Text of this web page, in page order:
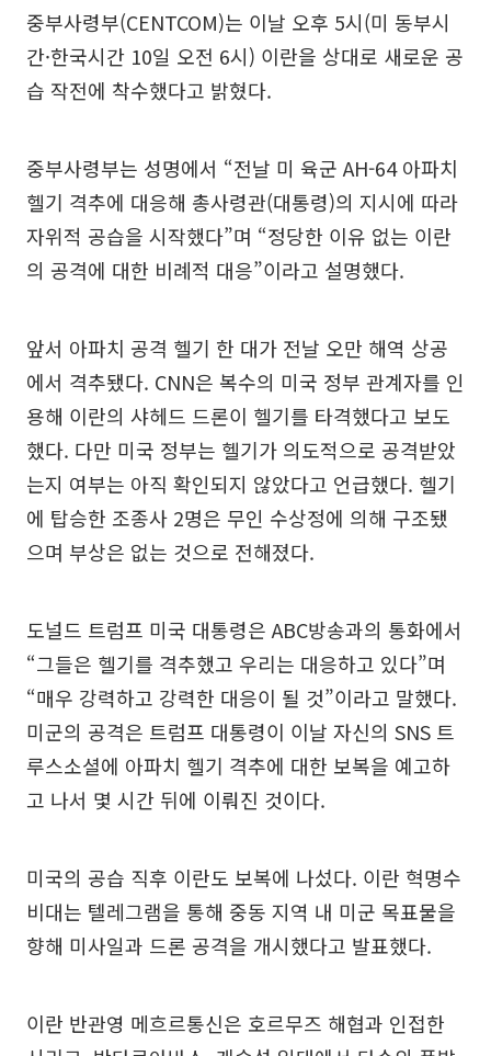
중부사령부(CENTCOM)는 이날 오후 5시(미 동부시
간·한국시간 10일 오전 6시) 이란을 상대로 새로운 공
습 작전에 착수했다고 밝혔다.
중부사령부는 성명에서 “전날 미 육군 AH-64 아파치
헬기 격추에 대응해 총사령관(대통령)의 지시에 따라
자위적 공습을 시작했다”며 “정당한 이유 없는 이란
의 공격에 대한 비례적 대응”이라고 설명했다.
앞서 아파치 공격 헬기 한 대가 전날 오만 해역 상공
에서 격추됐다. CNN은 복수의 미국 정부 관계자를 인
용해 이란의 샤헤드 드론이 헬기를 타격했다고 보도
했다. 다만 미국 정부는 헬기가 의도적으로 공격받았
는지 여부는 아직 확인되지 않았다고 언급했다. 헬기
에 탑승한 조종사 2명은 무인 수상정에 의해 구조됐
으며 부상은 없는 것으로 전해졌다.
도널드 트럼프 미국 대통령은 ABC방송과의 통화에서
“그들은 헬기를 격추했고 우리는 대응하고 있다”며
“매우 강력하고 강력한 대응이 될 것”이라고 말했다.
미군의 공격은 트럼프 대통령이 이날 자신의 SNS 트
루스소셜에 아파치 헬기 격추에 대한 보복을 예고하
고 나서 몇 시간 뒤에 이뤄진 것이다.
미국의 공습 직후 이란도 보복에 나섰다. 이란 혁명수
비대는 텔레그램을 통해 중동 지역 내 미군 목표물을
향해 미사일과 드론 공격을 개시했다고 발표했다.
이란 반관영 메흐르통신은 호르무즈 해협과 인접한